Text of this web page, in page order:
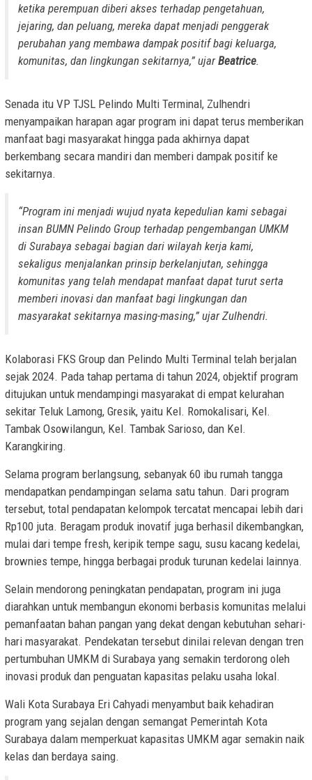
ketika perempuan diberi akses terhadap pengetahuan,
jejaring, dan peluang, mereka dapat menjadi penggerak
perubahan yang membawa dampak positif bagi keluarga,
komunitas, dan lingkungan sekitarnya,” ujarBeatrice.
Senada itu VP TJSL Pelindo Multi Terminal, Zulhendri
menyampaikan harapan agar program ini dapat terus memberikan
manfaat bagi masyarakat hingga pada akhirnya dapat
berkembang secara mandiri dan memberi dampak positif ke
sekitarnya.
“Program ini menjadi wujud nyata kepedulian kami sebagai
insan BUMN Pelindo Group terhadap pengembangan UMKM
di Surabaya sebagai bagian dari wilayah kerja kami,
sekaligus menjalankan prinsip berkelanjutan, sehingga
komunitas yang telah mendapat manfaat dapat turut serta
memberi inovasi dan manfaat bagi lingkungan dan
masyarakat sekitarnya masing-masing,” ujar Zulhendri.
Kolaborasi FKS Group dan Pelindo Multi Terminal telah berjalan
sejak 2024. Pada tahap pertama di tahun 2024, objektif program
ditujukan untuk mendampingi masyarakat di empat kelurahan
sekitar Teluk Lamong, Gresik, yaitu Kel. Romokalisari, Kel.
Tambak Osowilangun, Kel. Tambak Sarioso, dan Kel.
Karangkiring.
Selama program berlangsung, sebanyak 60 ibu rumah tangga
mendapatkan pendampingan selama satu tahun. Dari program
tersebut, total pendapatan kelompok tercatat mencapai lebih dari
Rp100 juta. Beragam produk inovatif juga berhasil dikembangkan,
mulai dari tempe fresh, keripik tempe sagu, susu kacang kedelai,
brownies tempe, hingga berbagai produk turunan kedelai lainnya.
Selain mendorong peningkatan pendapatan, program ini juga
diarahkan untuk membangun ekonomi berbasis komunitas melalui
pemanfaatan bahan pangan yang dekat dengan kebutuhan sehari-
hari masyarakat. Pendekatan tersebut dinilai relevan dengan tren
pertumbuhan UMKM di Surabaya yang semakin terdorong oleh
inovasi produk dan penguatan kapasitas pelaku usaha lokal.
Wali Kota Surabaya Eri Cahyadi menyambut baik kehadiran
program yang sejalan dengan semangat Pemerintah Kota
Surabaya dalam memperkuat kapasitas UMKM agar semakin naik
kelas dan berdaya saing.